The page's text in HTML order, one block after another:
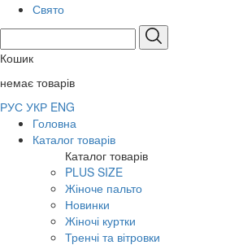
Свято
Кошик
немає товарів
РУС УКР ENG
Головна
Каталог товарів
Каталог товарів
PLUS SIZE
Жіноче пальто
Новинки
Жіночі куртки
Тренчі та вітровки